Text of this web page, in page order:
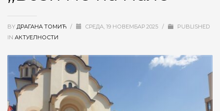
BY ДРАГАНА ТОМИЋ / CРЕДА, 19 НОВЕМБАР 2025 /
PUBLISHED
IN АКТУЕЛНОСТИ